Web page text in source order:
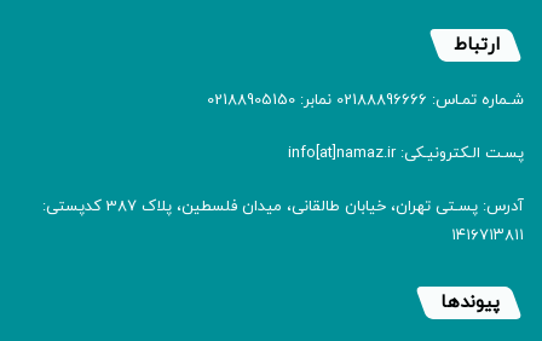
ارتباط
شـماره تمـاس: 02188896666 نمابر: 02188905150
پسـت الـکترونیـکی: info[at]namaz.ir
آدرس: پسـتی تهران، خیابان طالقانی، میدان فلسطین، پلاک 387 کدپستی:
۱۴۱۶۷۱۳۸۱۱
پیوندها